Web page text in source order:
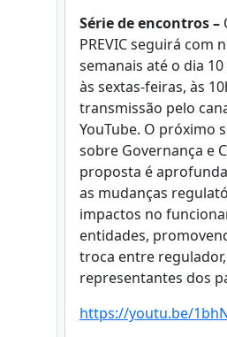
Série de encontros –
PREVIC seguirá com
semanais até o dia
às sextas-feiras, às
transmissão pelo
YouTube. O próximo
sobre Governança e
proposta é
as mudanças
impactos no
entidades,
troca entre
representantes dos
https://youtu.be/